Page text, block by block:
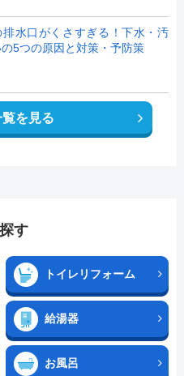
排水口がくさすぎる！下水・汚
5つの原因と対策・予防策
を見る
す
トイレリフォーム
給湯器
お風呂